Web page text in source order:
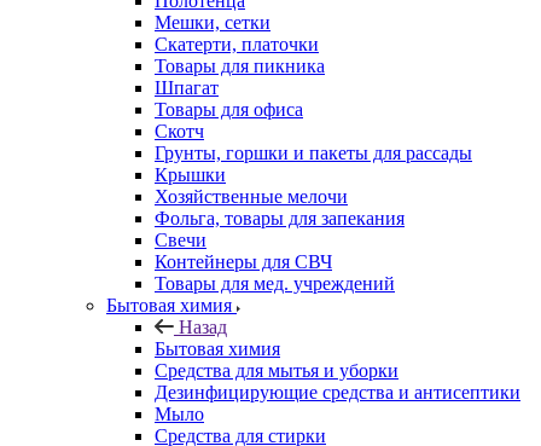
Мешки, сетки
Скатерти, платочки
Товары для пикника
Шпагат
Товары для офиса
Скотч
Грунты, горшки и пакеты для рассады
Крышки
Хозяйственные мелочи
Фольга, товары для запекания
Свечи
Контейнеры для СВЧ
Товары для мед. учреждений
Бытовая химия
Назад
Бытовая химия
Средства для мытья и уборки
Дезинфицирующие средства и антисептики
Мыло
Средства для стирки